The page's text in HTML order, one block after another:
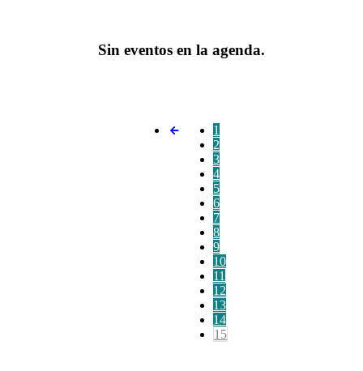
Sin eventos en la agenda.
1
2
3
4
5
6
7
8
9
10
11
12
13
14
15